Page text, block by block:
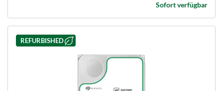
Sofort verfügbar
REFURBISHED